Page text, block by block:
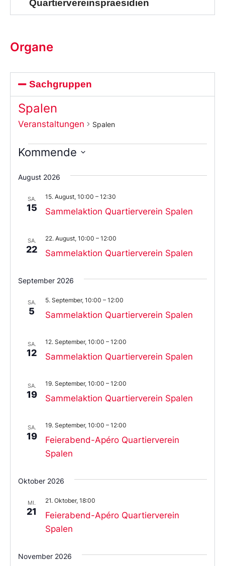
Quartiervereinspraesidien
Organe
Sachgruppen
Spalen
Veranstaltungen Spalen
Kommende
Sie
das
aus.
August 2026
SA.
15 Sammelaktion Quartierverein Spalen
15. August, 10:00 – 12:30
SA.
22 Sammelaktion Quartierverein Spalen
22. August, 10:00 – 12:00
September 2026
SA.
5 Sammelaktion Quartierverein Spalen
5. September, 10:00 – 12:00
SA.
12 Sammelaktion Quartierverein Spalen
12. September, 10:00 – 12:00
SA.
19 Sammelaktion Quartierverein Spalen
19. September, 10:00 – 12:00
SA.
19
Feierabend-Apéro Quartierverein
Spalen
19. September, 10:00 – 12:00
Oktober 2026
MI.
21
Feierabend-Apéro Quartierverein
Spalen
21. Oktober, 18:00
November 2026